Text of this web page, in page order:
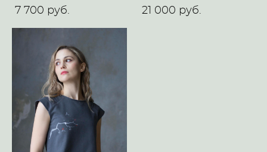
7 700 pуб.
21 000 pуб.